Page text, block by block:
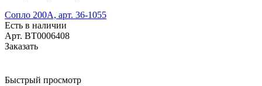
Сопло 200А, арт. 36-1055
Есть в наличии
Арт. BT0006408
Заказать
Быстрый просмотр